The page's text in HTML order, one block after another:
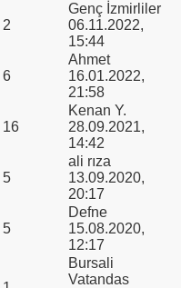
2
Genç İzmirliler
06.11.2022,
15:44
6
Ahmet
16.01.2022,
21:58
16
Kenan Y.
28.09.2021,
14:42
5
ali rıza
13.09.2020,
20:17
5
Defne
15.08.2020,
12:17
Bursali
Vatandas